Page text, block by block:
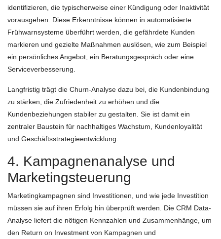
identifizieren, die typischerweise einer Kündigung oder Inaktivität
vorausgehen. Diese Erkenntnisse können in automatisierte
Frühwarnsysteme überführt werden, die gefährdete Kunden
markieren und gezielte Maßnahmen auslösen, wie zum Beispiel
ein persönliches Angebot, ein Beratungsgespräch oder eine
Serviceverbesserung.
Langfristig trägt die Churn-Analyse dazu bei, die Kundenbindung
zu stärken, die Zufriedenheit zu erhöhen und die
Kundenbeziehungen stabiler zu gestalten. Sie ist damit ein
zentraler Baustein für nachhaltiges Wachstum, Kundenloyalität
und Geschäftsstrategieentwicklung.
4. Kampagnenanalyse und
Marketingsteuerung
Marketingkampagnen sind Investitionen, und wie jede Investition
müssen sie auf ihren Erfolg hin überprüft werden. Die CRM Data-
Analyse liefert die nötigen Kennzahlen und Zusammenhänge, um
den Return on Investment von Kampagnen und